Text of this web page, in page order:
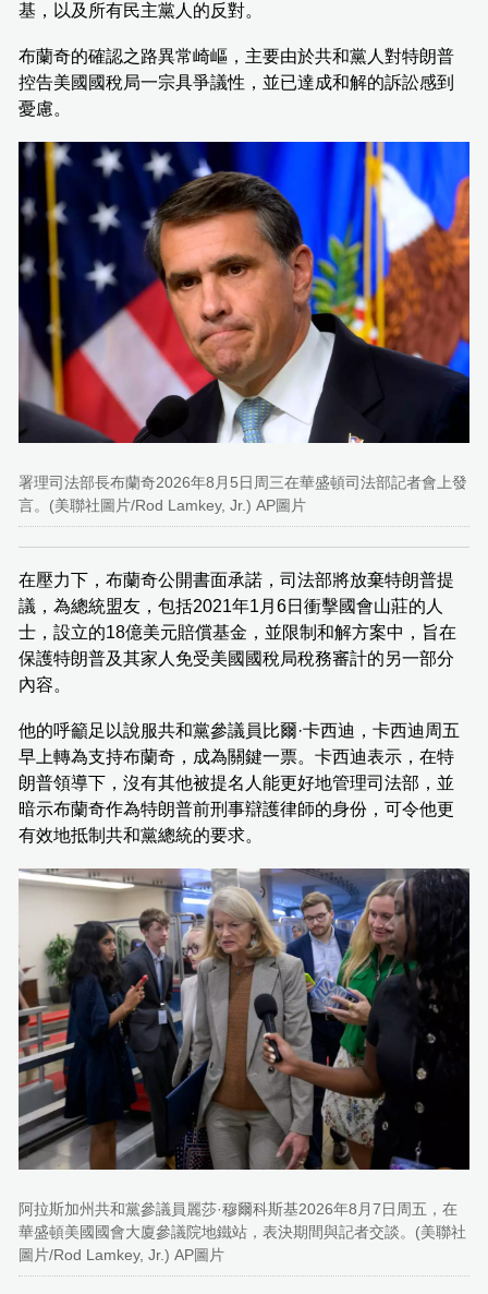
基，以及所有民主黨人的反對。
布蘭奇的確認之路異常崎嶇，主要由於共和黨人對特朗普
控告美國國稅局一宗具爭議性，並已達成和解的訴訟感到
憂慮。
署理司法部長布蘭奇2026年8月5日周三在華盛頓司法部記者會上發
言。(美聯社圖片/Rod Lamkey, Jr.) AP圖片
在壓力下，布蘭奇公開書面承諾，司法部將放棄特朗普提
議，為總統盟友，包括2021年1月6日衝擊國會山莊的人
士，設立的18億美元賠償基金，並限制和解方案中，旨在
保護特朗普及其家人免受美國國稅局稅務審計的另一部分
內容。
他的呼籲足以說服共和黨參議員比爾·卡西迪，卡西迪周五
早上轉為支持布蘭奇，成為關鍵一票。卡西迪表示，在特
朗普領導下，沒有其他被提名人能更好地管理司法部，並
暗示布蘭奇作為特朗普前刑事辯護律師的身份，可令他更
有效地抵制共和黨總統的要求。
阿拉斯加州共和黨參議員麗莎·穆爾科斯基2026年8月7日周五，在
華盛頓美國國會大廈參議院地鐵站，表決期間與記者交談。(美聯社
圖片/Rod Lamkey, Jr.) AP圖片